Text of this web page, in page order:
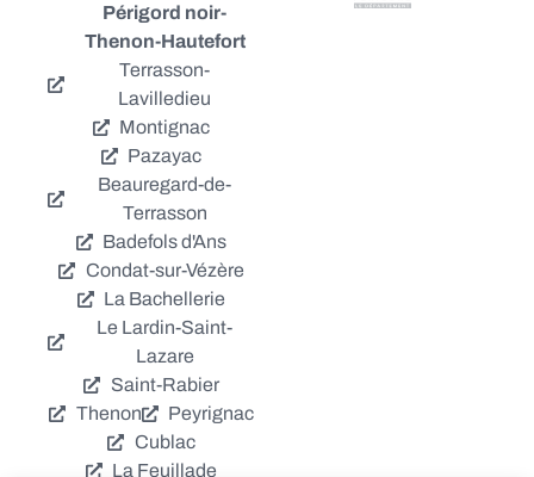
Périgord noir-
Thenon-Hautefort
Terrasson-
Lavilledieu
Montignac
Pazayac
Beauregard-de-
Terrasson
Badefols d'Ans
Condat-sur-Vézère
La Bachellerie
Le Lardin-Saint-
Lazare
Saint-Rabier
Thenon
Peyrignac
Cublac
La Feuillade